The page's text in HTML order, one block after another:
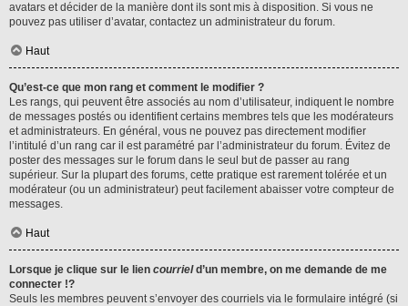
avatars et décider de la manière dont ils sont mis à disposition. Si vous ne
pouvez pas utiliser d’avatar, contactez un administrateur du forum.
Haut
Qu’est-ce que mon rang et comment le modifier ?
Les rangs, qui peuvent être associés au nom d’utilisateur, indiquent le nombre
de messages postés ou identifient certains membres tels que les modérateurs
et administrateurs. En général, vous ne pouvez pas directement modifier
l’intitulé d’un rang car il est paramétré par l’administrateur du forum. Évitez de
poster des messages sur le forum dans le seul but de passer au rang
supérieur. Sur la plupart des forums, cette pratique est rarement tolérée et un
modérateur (ou un administrateur) peut facilement abaisser votre compteur de
messages.
Haut
Lorsque je clique sur le lien courrield’un membre, on me demande de me
connecter !?
Seuls les membres peuvent s’envoyer des courriels via le formulaire intégré (si